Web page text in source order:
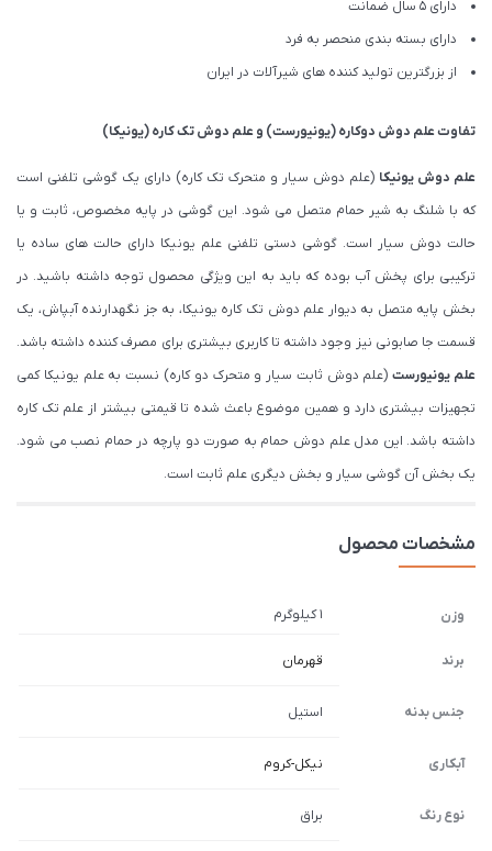
دارای 5 سال ضمانت
دارای بسته بندی منحصر به فرد
از بزرگترین تولید کننده های شیرآلات در ایران
تفاوتعلم دوش دوکاره (یونیورست) وعلم دوش تک کاره (یونیکا)
علم دوش یونیکا (علم دوش سیار و متحرک تک کاره) دارای یک گوشی تلفنی است
که با شلنگ به شیر حمام متصل می شود. این گوشی در پایه مخصوص، ثابت و یا
حالت دوش سیار است. گوشی دستی تلفنی علم یونیکا دارای حالت های ساده یا
ترکیبی برای پخش آب بوده که باید به این ویژگی محصول توجه داشته باشید. در
بخش پایه متصل به دیوار علم دوش تک کاره یونیکا، به جز نگهدارنده آبپاش، یک
قسمت جا صابونی نیز وجود داشته تا کاربری بیشتری برای مصرف کننده داشته باشد.
علم یونیورست(علم دوش ثابت سیار و متحرک دو کاره) نسبت به علم یونیکا کمی
تجهیزات بیشتری دارد و همین موضوع باعث شده تا قیمتی بیشتر از علم تک کاره
داشته باشد. این مدل علم دوش حمام به صورت دو پارچه در حمام نصب می شود.
یک بخش آن گوشی سیار و بخش دیگری علم ثابت است.
مشخصات محصول
وزن 1 کیلوگرم
برند قهرمان
جنس بدنه استیل
آبکاری نیکل-کروم
نوع رنگ براق